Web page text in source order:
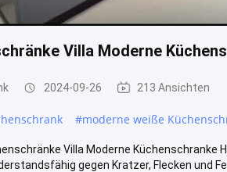
Villa Moderne
2024-09-26 213 Ansichten
#moderne weiße
Villa Moderne Küchenschranke
gegen Kratzer, Flecken und